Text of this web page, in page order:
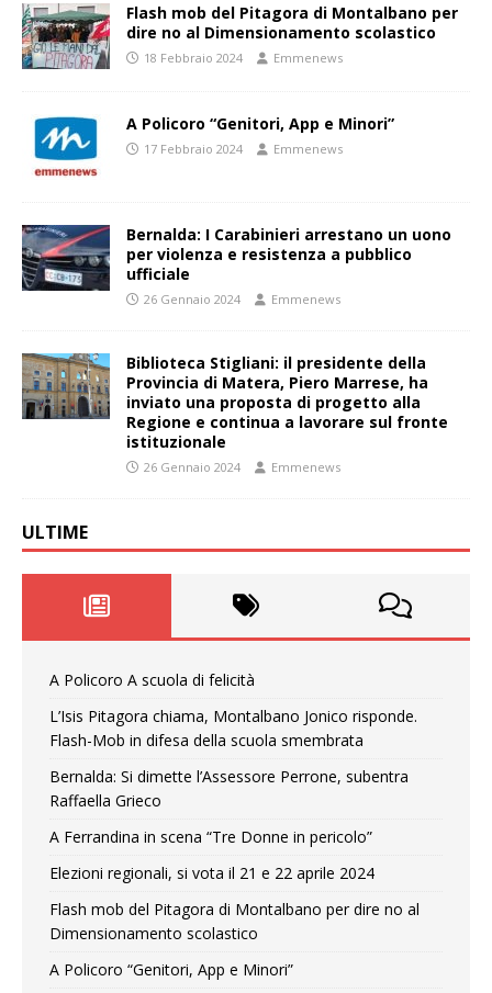
Flash mob del Pitagora di Montalbano per
dire no al Dimensionamento scolastico
18 Febbraio 2024 Emmenews
A Policoro “Genitori, App e Minori”
17 Febbraio 2024 Emmenews
Bernalda: I Carabinieri arrestano un uono
per violenza e resistenza a pubblico
ufficiale
26 Gennaio 2024 Emmenews
Biblioteca Stigliani: il presidente della
Provincia di Matera, Piero Marrese, ha
inviato una proposta di progetto alla
Regione e continua a lavorare sul fronte
istituzionale
26 Gennaio 2024 Emmenews
ULTIME
A Policoro A scuola di felicità
L’Isis Pitagora chiama, Montalbano Jonico risponde.
Flash-Mob in difesa della scuola smembrata
Bernalda: Si dimette l’Assessore Perrone, subentra
Raffaella Grieco
A Ferrandina in scena “Tre Donne in pericolo”
Elezioni regionali, si vota il 21 e 22 aprile 2024
Flash mob del Pitagora di Montalbano per dire no al
Dimensionamento scolastico
A Policoro “Genitori, App e Minori”